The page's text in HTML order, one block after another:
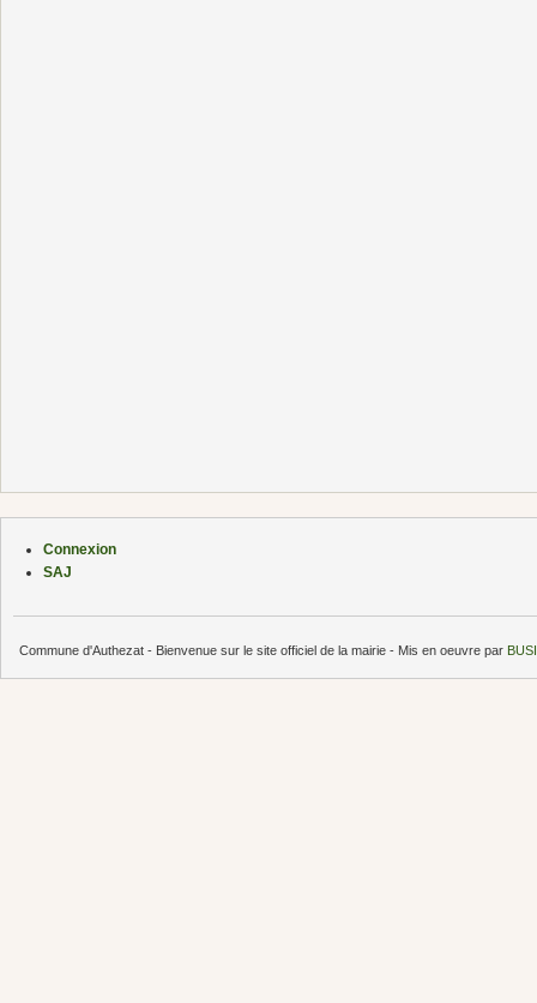
Connexion
SAJ
Commune d'Authezat - Bienvenue sur le site officiel de la mairie - Mis en oeuvre par